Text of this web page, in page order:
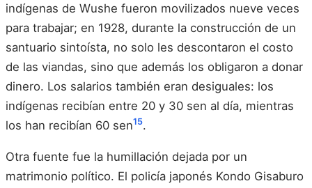
indígenas de Wushe fueron movilizados nueve veces
para trabajar; en 1928, durante la construcción de un
santuario sintoísta, no solo les descontaron el costo
de las viandas, sino que además los obligaron a donar
dinero. Los salarios también eran desiguales: los
indígenas recibían entre 20 y 30 sen al día, mientras
los han recibían 60 sen15.
Otra fuente fue la humillación dejada por un
matrimonio político. El policía japonés Kondo Gisaburo